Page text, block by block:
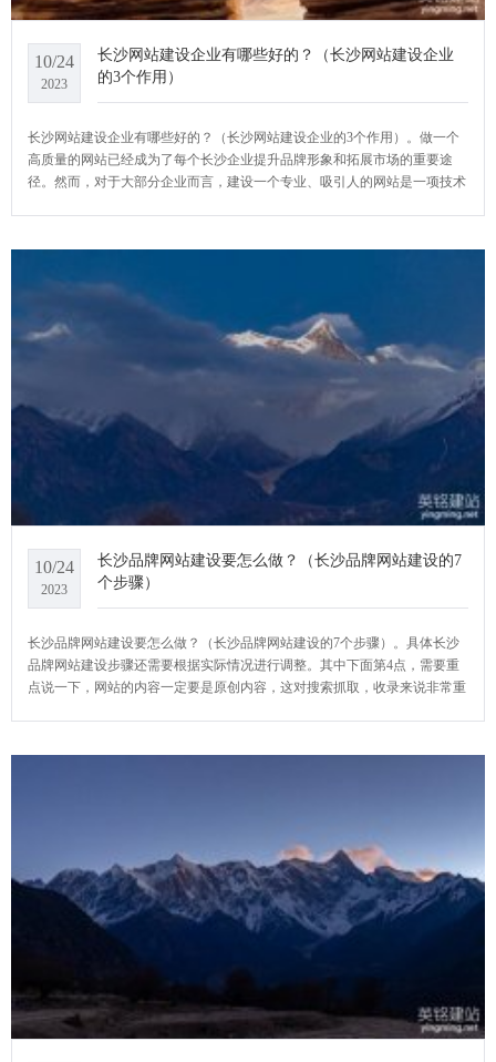
10/24
2023
长沙网站建设企业有哪些好的？（长沙网站建设企业
的3个作用）
长沙网站建设企业有哪些好的？（长沙网站建设企业的3个作用）。做一个
高质量的网站已经成为了每个长沙企业提升品牌形象和拓展市场的重要途
径。然而，对于大部分企业而言，建设一个专业、吸引人的网站是一项技术
建设企业有哪
10/24
2023
长沙品牌网站建设要怎么做？（长沙品牌网站建设的7
个步骤）
长沙品牌网站建设要怎么做？（长沙品牌网站建设的7个步骤）。具体长沙
品牌网站建设步骤还需要根据实际情况进行调整。其中下面第4点，需要重
点说一下，网站的内容一定要是原创内容，这对搜索抓取，收录来说非常重
呢？YCMS网站系